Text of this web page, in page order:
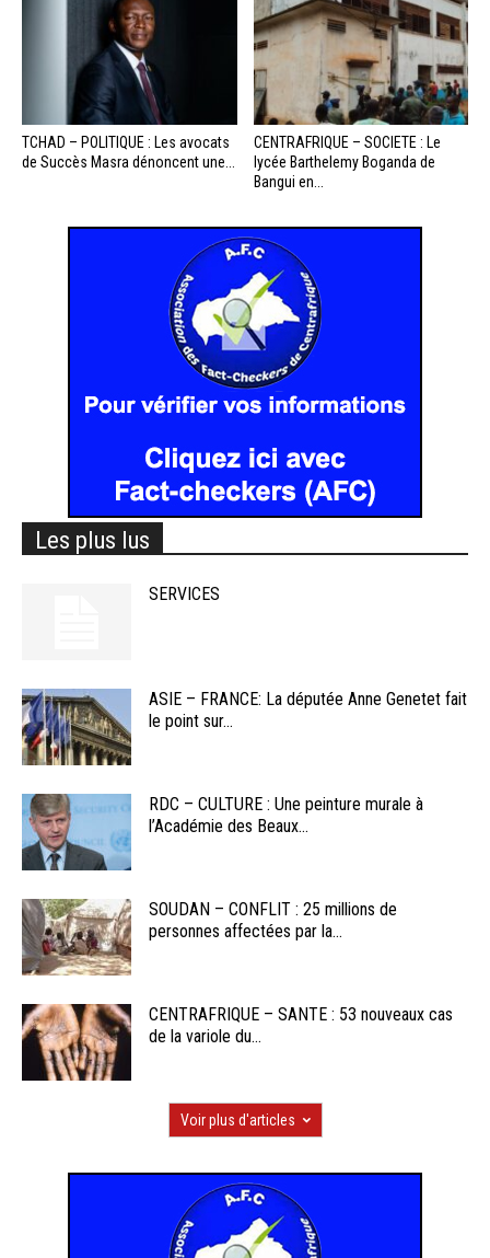
TCHAD – POLITIQUE : Les avocats
de Succès Masra dénoncent une...
CENTRAFRIQUE – SOCIETE : Le
lycée Barthelemy Boganda de
Bangui en...
Les plus lus
SERVICES
ASIE – FRANCE: La députée Anne Genetet fait
le point sur...
RDC – CULTURE : Une peinture murale à
l’Académie des Beaux...
SOUDAN – CONFLIT : 25 millions de
personnes affectées par la...
CENTRAFRIQUE – SANTE : 53 nouveaux cas
de la variole du...
Voir plus d'articles